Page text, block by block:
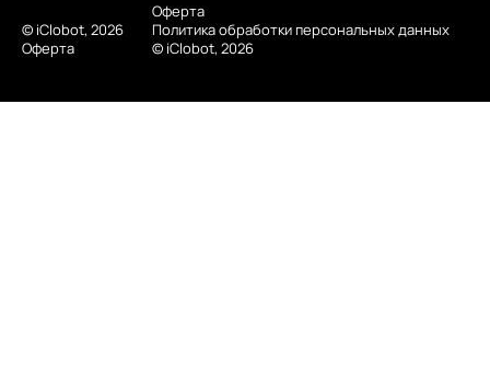
© iClobot, 2026
Оферта
Оферта
Политика обработки персональных данных
© iClobot, 2026